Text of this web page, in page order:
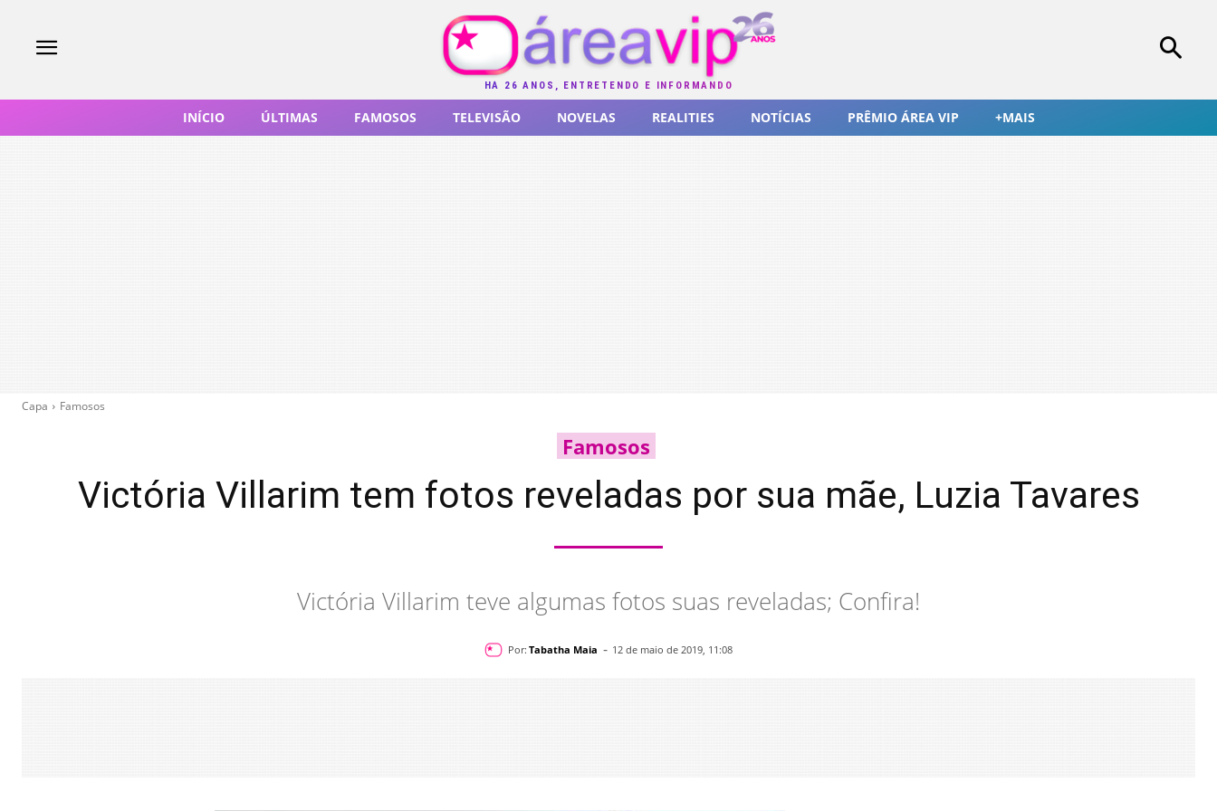
HÁ 26 ANOS, ENTRETENDO E INFORMANDO
INÍCIO ÚLTIMAS FAMOSOS TELEVISÃO NOVELAS REALITIES NOTÍCIAS PRÊMIO ÁREA VIP +MAIS
Capa Famosos
Famosos
Victória Villarim tem fotos reveladas por sua mãe, Luzia Tavares
Victória Villarim teve algumas fotos suas reveladas; Confira!
Por: Tabatha Maia - 12 de maio de 2019, 11:08